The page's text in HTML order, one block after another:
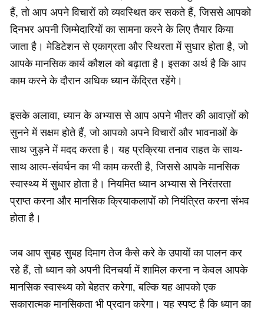
हैं, तो आप अपने विचारों को व्यवस्थित कर सकते हैं, जिससे आपको
दिनभर अपनी जिम्मेदारियों का सामना करने के लिए तैयार किया
जाता है। मेडिटेशन से एकाग्रता और स्थिरता में सुधार होता है, जो
आपके मानसिक कार्य कौशल को बढ़ाता है। इसका अर्थ है कि आप
काम करने के दौरान अधिक ध्यान केंद्रित रहेंगे।
इसके अलावा, ध्यान के अभ्यास से आप अपने भीतर की आवाज़ों को
सुनने में सक्षम होते हैं, जो आपको अपने विचारों और भावनाओं के
साथ जुड़ने में मदद करता है। यह प्रक्रिया तनाव राहत के साथ-
साथ आत्म-संवर्धन का भी काम करती है, जिससे आपके मानसिक
स्वास्थ्य में सुधार होता है। नियमित ध्यान अभ्यास से निरंतरता
प्राप्त करना और मानसिक क्रियाकलापों को नियंत्रित करना संभव
होता है।
जब आप सुबह सुबह दिमाग तेज कैसे करे के उपायों का पालन कर
रहे हैं, तो ध्यान को अपनी दिनचर्या में शामिल करना न केवल आपके
मानसिक स्वास्थ्य को बेहतर करेगा, बल्कि यह आपको एक
सकारात्मक मानसिकता भी प्रदान करेगा। यह स्पष्ट है कि ध्यान का